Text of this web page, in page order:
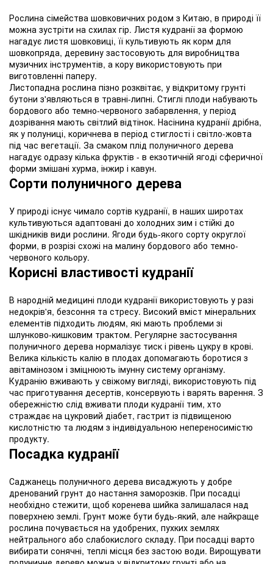
Рослина сімейства шовковичних родом з Китаю, в природі її
можна зустріти на схилах гір. Листя кудранії за формою
нагадує листя шовковиці, її культивують як корм для
шовкопряда, деревину застосовують для виробництва
музичних інструментів, а кору використовують при
виготовленні паперу.
Листопадна рослина пізно розквітає, у відкритому грунті
бутони з'являються в травні-липні. Стиглі плоди набувають
бордового або темно-червоного забарвлення, у період
дозрівання мають світлий відтінок. Насінина кудранії дрібна,
як у полуниці, коричнева в період стиглості і світло-жовта
під час вегетації. За смаком плід полуничного дерева
нагадує одразу кілька фруктів - в екзотичній ягоді сферичної
форми змішані хурма, інжир і кавун.
Сорти полуничного дерева
У природі існує чимало сортів кудранії, в наших широтах
культивуються адаптовані до холодних зим і стійкі до
шкідників види рослини. Ягоди будь-якого сорту округлої
форми, в розрізі схожі на малину бордового або темно-
червоного кольору.
Корисні властивості кудранії
В народній медицині плоди кудранії використовують у разі
недокрів'я, безсоння та стресу. Високий вміст мінеральних
елементів підходить людям, які мають проблеми зі
шлунково-кишковим трактом. Регулярне застосування
полуничного дерева нормалізує тиск і рівень цукру в крові.
Велика кількість калію в плодах допомагають боротися з
авітамінозом і зміцнюють імунну систему організму.
Кудранію вживають у свіжому вигляді, використовують під
час приготування десертів, консервують і варять варення. З
обережністю слід вживати плоди кудранії тим, хто
страждає на цукровий діабет, гастрит із підвищеною
кислотністю та людям з індивідуальною непереносимістю
продукту.
Посадка кудранії
Саджанець полуничного дерева висаджують у добре
дренований грунт до настання заморозків. При посадці
необхідно стежити, щоб коренева шийка залишалася над
поверхнею землі. Грунт може бути будь-який, але найкраще
рослина почувається на удобрених, пухких землях
нейтрального або слабокислого складу. При посадці варто
вибирати сонячні, теплі місця без застою води. Вирощувати